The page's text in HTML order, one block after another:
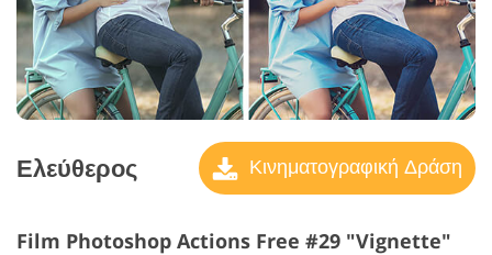
Ελεύθερος Κινηματογραφική Δράση
Film Photoshop Actions Free #29 "Vignette"